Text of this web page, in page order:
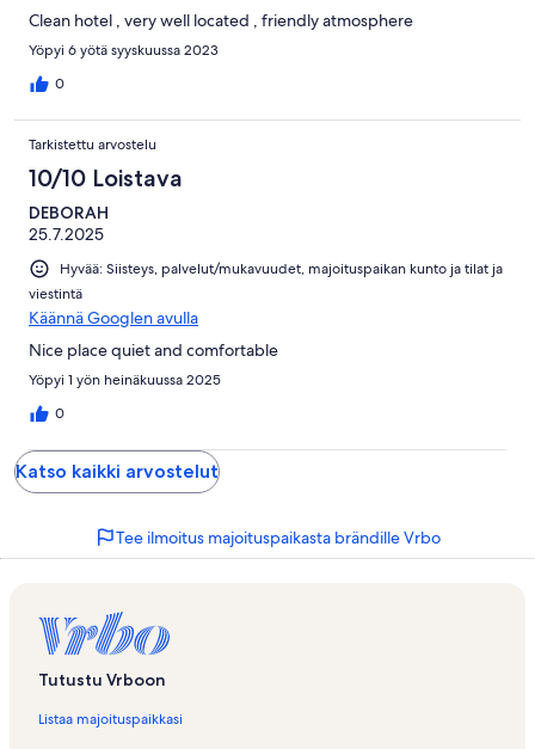
Clean hotel , very well located , friendly atmosphere
Yöpyi 6 yötä syyskuussa 2023
0
Tarkistettu arvostelu
10/10 Loistava
DEBORAH
25.7.2025
Hyvää: Siisteys, palvelut/mukavuudet, majoituspaikan kunto ja tilat ja
viestintä
Käännä Googlen avulla
Nice place quiet and comfortable
Yöpyi 1 yön heinäkuussa 2025
0
Katso kaikki arvostelut
Tee ilmoitus majoituspaikasta brändille Vrbo
Tutustu Vrboon
Listaa majoituspaikkasi